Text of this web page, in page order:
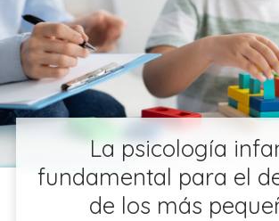
La psicología
fundamental para el
de los más